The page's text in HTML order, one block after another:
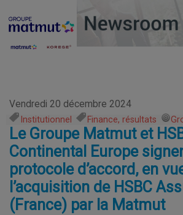
Vendredi 20 décembre 2024
Institutionnel Finance, résultats
Le Groupe Matmut et
Continental Europe
protocole d’accord, en
l’acquisition de HSBC
(France) par la Matmut